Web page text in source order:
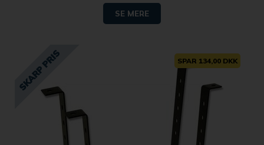
SE MERE
SPAR 134,00 DKK